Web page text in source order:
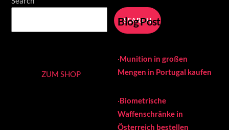
SEARCH
Blog Posts
ZUM SHOP
·Munition in großen
Mengen in Portugal kaufen
·Biometrische
Waffenschränke in
Österreich bestellen